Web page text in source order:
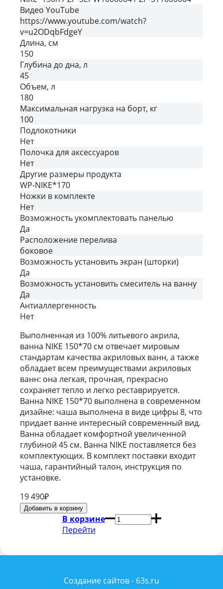
Видео YouTube
https://www.youtube.com/watch?
v=u2ODqbFdgeY
Длина, см
150
Глубина до дна, л
45
Объем, л
180
Максимальная нагрузка на борт, кг
100
Подлокотники
Нет
Полочка для аксессуаров
Нет
Другие размеры продукта
WP-NIKE*170
Ножки в комплекте
Нет
Возможность укомплектовать панелью
Да
Расположение перелива
боковое
Возможность установить экран (шторки)
Да
Возможность установить смеситель на ванну
Да
Антиаллергенность
Нет
Выполненная из 100% литьевого акрила,
ванна NIKE 150*70 см отвечает мировым
стандартам качества акриловых ванн, а также
обладает всем преимуществами акриловых
ванн: она легкая, прочная, прекрасно
сохраняет тепло и легко реставрируется.
Ванна NIKE 150*70 выполнена в современном
дизайне: чаша выполнена в виде цифры 8, что
придает ванне интересный современный вид.
Ванна обладает комфортной увеличенной
глубиной 45 см. Ванна NIKE поставляется без
комплектующих. В комплект поставки входит
чаша, гарантийный талон, инструкция по
установке.
19 490₽
В корзине
Перейти
Создание сайтов - 63s.ru